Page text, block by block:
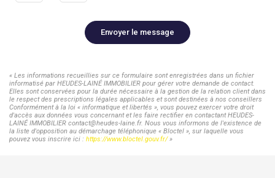
Envoyer le message
« Les informations recueillies sur ce formulaire sont enregistrées dans un fichier
informatisé par HEUDES-LAINÉ IMMOBILIER pour gérer votre demande de contact.
Elles sont conservées pour la durée nécessaire à la gestion de la relation client dans
le respect des prescriptions légales applicables et sont destinées à nos conseillers
Conformément à la loi « informatique et libertés », vous pouvez exercer votre droit
d'accès aux données vous concernant et les faire rectifier en contactant HEUDES-
LAINÉ IMMOBILIER contact@heudes-laine.fr. Nous vous informons de l'existence de
la liste d'opposition au démarchage téléphonique « Bloctel », sur laquelle vous
pouvez vous inscrire ici : https://www.bloctel.gouv.fr/»